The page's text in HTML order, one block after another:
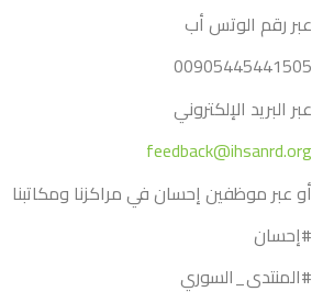
عبر رقم الوتس أب
00905445441505
عبر البريد الإلكتروني
feedback@ihsanrd.org
أو عبر موظفين إحسان في مراكزنا ومكاتبنا
#إحسان
#المنتدى_السوري​